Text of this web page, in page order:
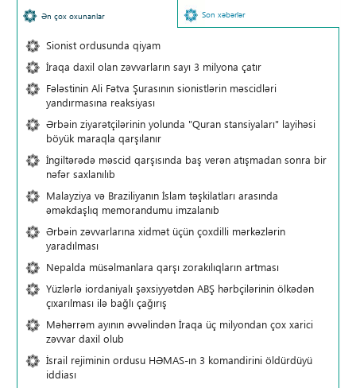
Ən çox oxunanlar Son xəbərlər
Sionist ordusunda qiyam
İraqa daxil olan zəvvarların sayı 3 milyona çatır
Fələstinin Ali Fətva Şurasının sionistlərin məscidləri
yandırmasına reaksiyası
Ərbəin ziyarətçilərinin yolunda "Quran stansiyaları" layihəsi
böyük maraqla qarşılanır
İngiltərədə məscid qarşısında baş verən atışmadan sonra bir
nəfər saxlanılıb
Malayziya və Braziliyanın İslam təşkilatları arasında
əməkdaşlıq memorandumu imzalanıb
Ərbəin zəvvarlarına xidmət üçün çoxdilli mərkəzlərin
yaradılması
Nepalda müsəlmanlara qarşı zorakılıqların artması
Yüzlərlə iordaniyalı şəxsiyyətdən ABŞ hərbçilərinin ölkədən
çıxarılması ilə bağlı çağırış
Məhərrəm ayının əvvəlindən İraqa üç milyondan çox xarici
zəvvar daxil olub
İsrail rejiminin ordusu HƏMAS-ın 3 komandirini öldürdüyü
iddiası